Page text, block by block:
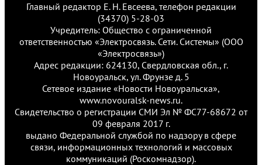
Главный редактор Е. Н. Евсеева, телефон редакции
(34370) 5-28-03
Учредитель: Общество с ограниченной
ответственностью «Электросвязь. Сети. Системы» (ООО
«Электросвязь»)
Адрес редакции: 624130, Свердловская обл., г.
Новоуральск, ул. Фрунзе д. 5
Сетевое издание «Новости Новоуральска»,
www.novouralsk-news.ru.
Свидетельство о регистрации СМИ Эл № ФС77-68672 от
09 февраля 2017 г.
выдано Федеральной службой по надзору в сфере
связи, информационных технологий и массовых
коммуникаций (Роскомнадзор).